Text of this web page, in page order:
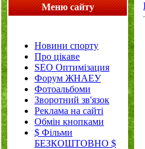
Меню сайту
Новини спорту
Про цікаве
SEO Оптимізация
Форум ЖНАЕУ
Фотоальбоми
Зворотний зв'язок
Реклама на сайті
Обмін кнопками
$ Фільми
БЕЗКОШТОВНО $